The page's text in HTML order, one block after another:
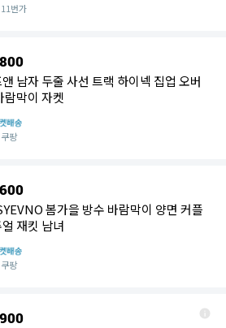
11번가
남자 두줄 사선 트랙 하이넥 집업 오버
람막이 자켓
쿠팡
봄가을 방수 바람막이 양면 커플
재킷 남녀
쿠팡